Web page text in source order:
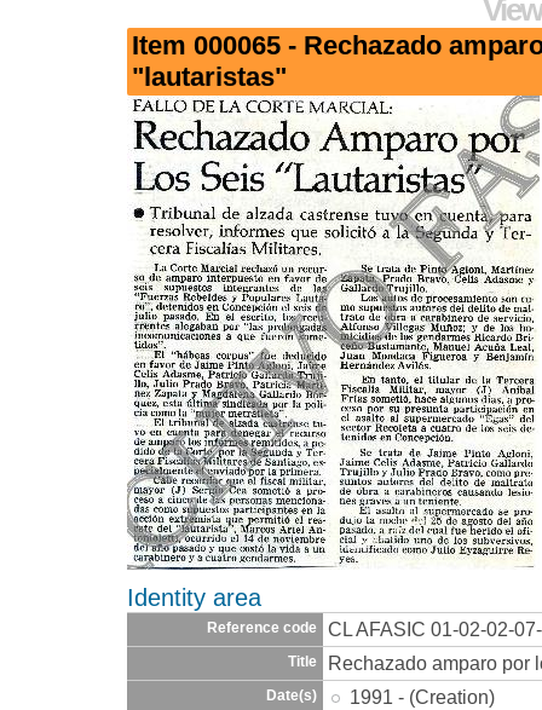
Item 000065 - Rechazado
"lautaristas"
Identity area
Reference code CL AFASIC 01-02-02-
Title Rechazado amparo por
Date(s) 1991 - (Creation)